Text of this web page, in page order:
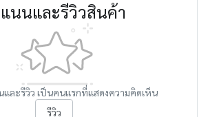
นนและรีวิวสินค้า
และรีวิว เป็นคนแรกที่แสดงความคิดเห็น
รีวิว